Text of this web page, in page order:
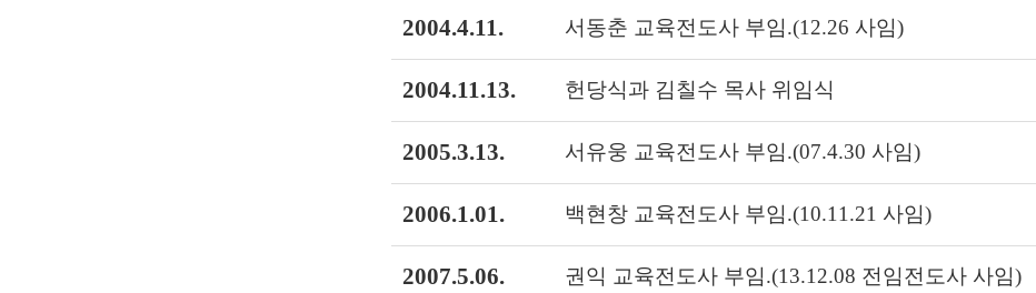
2004.4.11. 서동춘 교육전도사 부임.(12.26 사임)
2004.11.13. 헌당식과 김칠수 목사 위임식
2005.3.13. 서유웅 교육전도사 부임.(07.4.30 사임)
2006.1.01. 백현창 교육전도사 부임.(10.11.21 사임)
2007.5.06. 권익 교육전도사 부임.(13.12.08 전임전도사 사임)